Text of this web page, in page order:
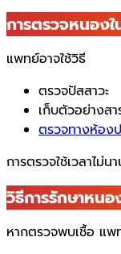
การตรวจหนองใ
แพทย์อาจใช้วิธี
ตรวจปัสสาวะ
เก็บตัวอย่างส
ตรวจทางห้อง
การตรวจใช้เวลาไม่
วิธีการรักษาหนอ
หากตรวจพบเชื้อ แพ